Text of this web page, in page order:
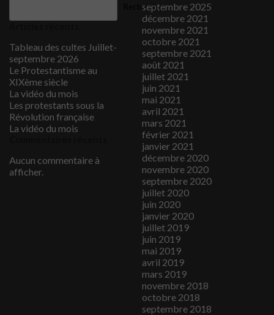
Rechercher
Tableau des cultes Juillet-
septembre 2026
Le Protestantisme au
XIXème siècle
La vidéo du mois
Les protestants sous la
Révolution française
La vidéo du mois
Aucun commentaire à
afficher.
septembre 2025
décembre 2021
novembre 2021
octobre 2021
septembre 2021
août 2021
juillet 2021
juin 2021
mai 2021
avril 2021
mars 2021
février 2021
janvier 2021
décembre 2020
novembre 2020
septembre 2020
juillet 2020
juin 2020
janvier 2020
juillet 2019
juin 2019
mai 2019
avril 2019
mars 2019
novembre 2018
octobre 2018
septembre 2018